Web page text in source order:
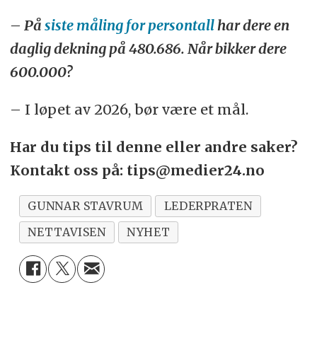
– På siste måling for persontallhar dere en
daglig dekning på 480.686. Når bikker dere
600.000?
– I løpet av 2026, bør være et mål.
Har du tips til denne eller andre saker?
Kontakt oss på: tips@medier24.no
GUNNAR STAVRUM
LEDERPRATEN
NETTAVISEN
NYHET